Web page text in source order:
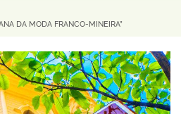
DA MODA FRANCO-MINEIRA”